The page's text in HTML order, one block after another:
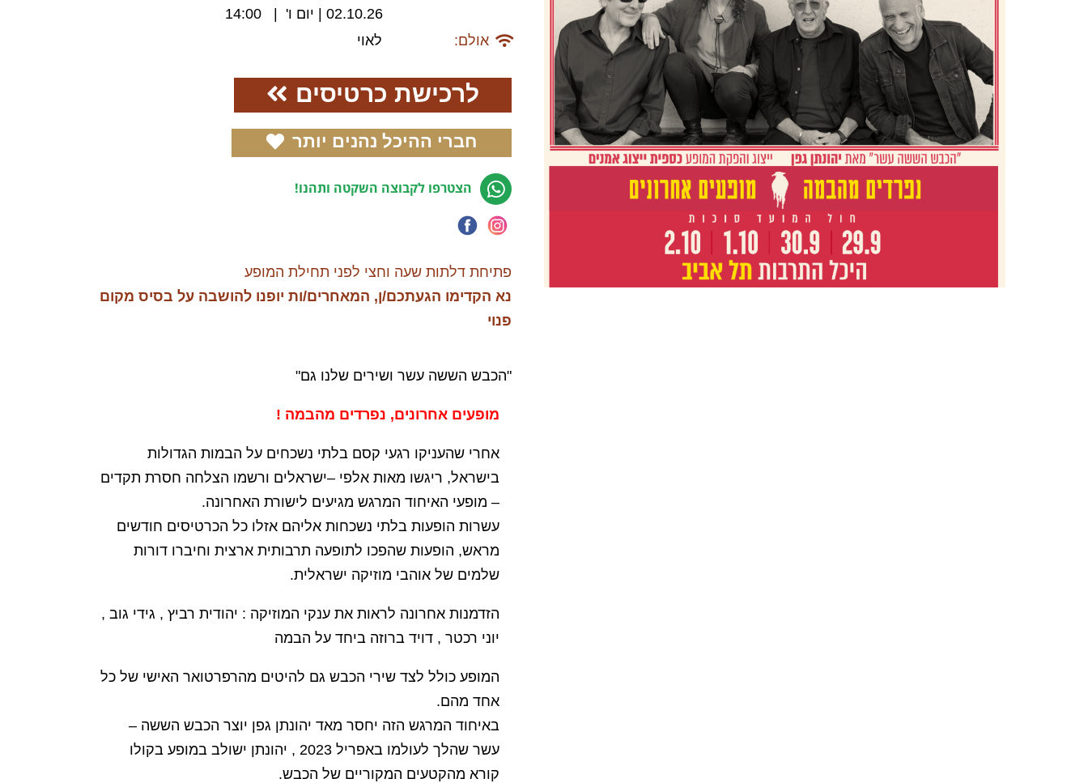
02.10.26 | יום ו' | 14:00
אולם:
לאוי
לרכישת כרטיסים
חברי ההיכל נהנים יותר
הצטרפו לקבוצה השקטה ותהנו!
פתיחת דלתות שעה וחצי לפני תחילת המופע
נא הקדימו הגעתכם/ן, המאחרים/ות יופנו להושבה על בסיס מקום
פנוי
"הכבש הששה עשר ושירים שלנו גם"
מופעים אחרונים, נפרדים מהבמה !
אחרי שהעניקו רגעי קסם בלתי נשכחים על הבמות הגדולות
בישראל, ריגשו מאות אלפי –ישראלים ורשמו הצלחה חסרת תקדים
– מופעי האיחוד המרגש מגיעים לישורת האחרונה.
עשרות הופעות בלתי נשכחות אליהם אזלו כל הכרטיסים חודשים
מראש, הופעות שהפכו לתופעה תרבותית ארצית וחיברו דורות
שלמים של אוהבי מוזיקה ישראלית.
הזדמנות אחרונה לראות את ענקי המוזיקה : יהודית רביץ , גידי גוב ,
יוני רכטר , דויד ברוזה ביחד על הבמה
המופע כולל לצד שירי הכבש גם להיטים מהרפרטואר האישי של כל
אחד מהם.
באיחוד המרגש הזה יחסר מאד יהונתן גפן יוצר הכבש הששה –
עשר שהלך לעולמו באפריל 2023 , יהונתן ישולב במופע בקולו
קורא מהקטעים המקוריים של הכבש.